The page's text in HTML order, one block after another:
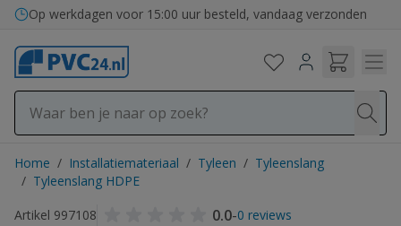
Ga naar de inhoud
Bezorging in binnen- en buitenland
Op werkdagen voor 15:00 uur besteld, vandaag verzonden
Home / Installatiemateriaal / Tyleen / Tyleenslang
/ Tyleenslang HDPE
Artikel 997108
0.0-0 reviews